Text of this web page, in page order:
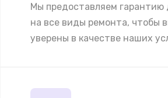
Мы предоставляем гарантию
на все виды ремонта, чтобы
уверены в качестве наших